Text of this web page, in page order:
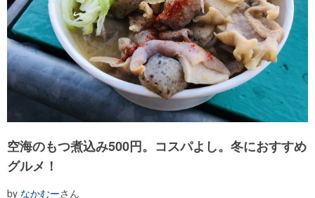
空海のもつ煮込み500円。コスパよし。冬におすすめ
グルメ！
by なかむーさん